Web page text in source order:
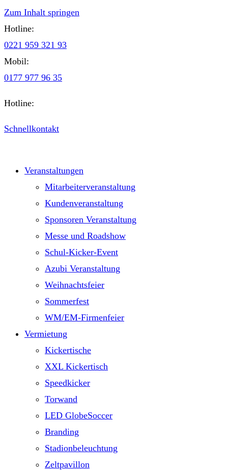
Zum Inhalt springen
Hotline:
0221 959 321 93
Mobil:
0177 977 96 35
Hotline:
Schnellkontakt
Veranstaltungen
Mitarbeiterveranstaltung
Kundenveranstaltung
Sponsoren Veranstaltung
Messe und Roadshow
Schul-Kicker-Event
Azubi Veranstaltung
Weihnachtsfeier
Sommerfest
WM/EM-Firmenfeier
Vermietung
Kickertische
XXL Kickertisch
Speedkicker
Torwand
LED GlobeSoccer
Branding
Stadionbeleuchtung
Zeltpavillon